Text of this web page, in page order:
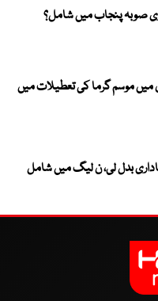
صوبہ پنجاب میں شامل؟
میں موسم گرما کی تعطیلات میں
بدل لی، ن لیگ میں شامل